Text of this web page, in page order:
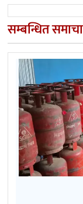
सम्बन्धित